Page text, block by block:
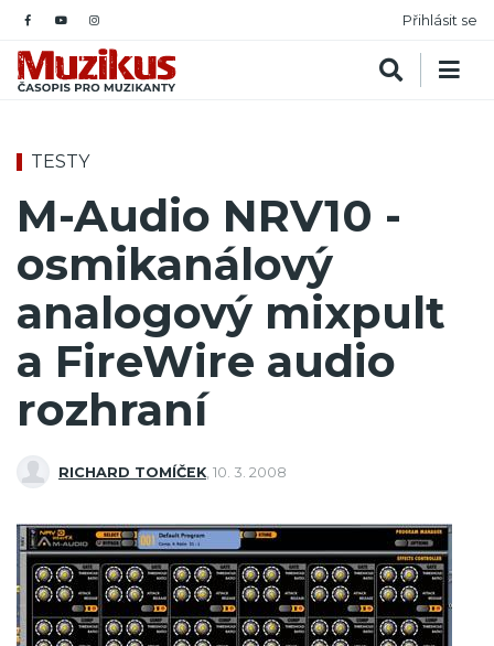
Přihlásit se
TESTY
M-Audio NRV10 -
osmikanálový
analogový mixpult
a FireWire audio
rozhraní
RICHARD TOMÍČEK 10. 3. 2008